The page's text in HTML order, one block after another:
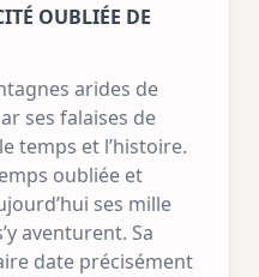
OUBLIÉE DE
arides de
ses falaises de
temps et l’histoire.
oubliée et
ses mille
aventurent. Sa
date précisément